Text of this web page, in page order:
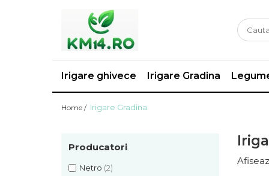
Irigare ghivece Irigare Gradina
Home / Irigare Gradina
Producatori
Netro (2)